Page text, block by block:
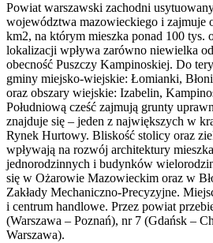
Powiat warszawski zachodni
województwa mazowieckiego i zajmuje
km2, na którym mieszka ponad 100 tys.
lokalizacji wpływa zarówno niewielka
obecność Puszczy Kampinoskiej. Do
gminy miejsko-wiejskie: Łomianki,
oraz obszary wiejskie: Izabelin,
Południową cześć zajmują grunty
znajduje się – jeden z największych w
Rynek Hurtowy. Bliskość stolicy oraz
wpływają na rozwój architektury
jednorodzinnych i budynków
się w Ożarowie Mazowieckim oraz w
Zakłady Mechaniczno-Precyzyjne.
i centrum handlowe. Przez powiat
(Warszawa – Poznań), nr 7 (Gdańsk –
Warszawa).